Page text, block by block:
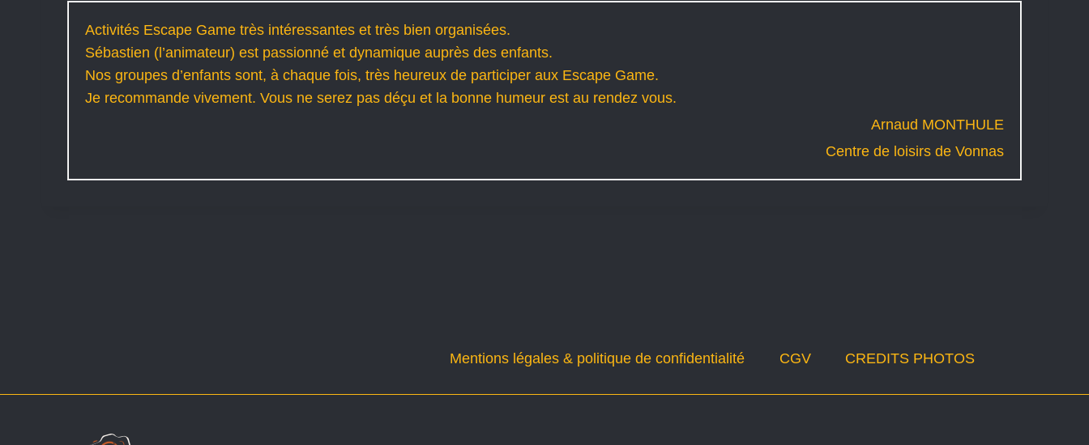
Activités Escape Game très intéressantes et très bien organisées.
Sébastien (l’animateur) est passionné et dynamique auprès des enfants.
Nos groupes d’enfants sont, à chaque fois, très heureux de participer aux Escape Game.
Je recommande vivement. Vous ne serez pas déçu et la bonne humeur est au rendez vous.
Arnaud MONTHULE
Centre de loisirs de Vonnas
Mentions légales & politique de confidentialité CGV CREDITS PHOTOS